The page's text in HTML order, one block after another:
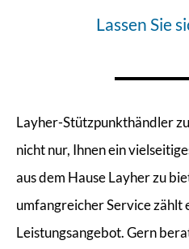
Lassen Sie
Layher-Stützpunkthändler
nicht nur, Ihnen ein
aus dem Hause Layher zu
umfangreicher Service zählt
Leistungsangebot. Gern